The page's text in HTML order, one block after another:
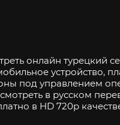
онлайн турецкий
устройство,
под управлением
в русском
в HD 720p